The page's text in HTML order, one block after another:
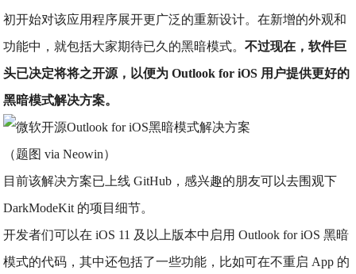
初开始对该应用程序展开更广泛的重新设计。在新增的外观和
功能中，就包括大家期待已久的黑暗模式。不过现在，软件巨
头已决定将将之开源，以便为 Outlook for iOS 用户提供更好的
黑暗模式解决方案。
（题图 via Neowin）
目前该解决方案已上线 GitHub，感兴趣的朋友可以去围观下
DarkModeKit 的项目细节。
开发者们可以在 iOS 11 及以上版本中启用 Outlook for iOS 黑暗
模式的代码，其中还包括了一些功能，比如可在不重启 App 的